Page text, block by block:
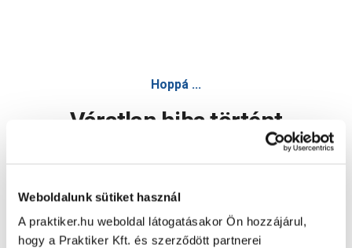
Weboldalunk sütiket használ
A praktiker.hu weboldal látogatásakor Ön hozzájárul,
hogy a Praktiker Kft. és szerződött partnerei
Hoppá ...
Váratlan hiba történt
Oldal újratöltése